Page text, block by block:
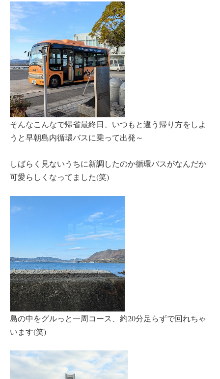
そんなこんなで帰省最終日、いつもと違う帰り方をしよ
うと早朝島内循環バスに乗って出発～
しばらく見ないうちに新調したのか循環バスがなんだか
可愛らしくなってました(笑)
島の中をグルっと一周コース、約20分足らずで回れちゃ
います(笑)